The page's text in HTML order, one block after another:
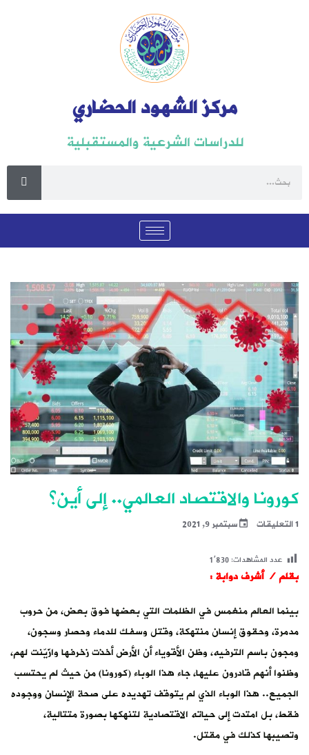
مركز الشهود الحضاري
للدراسات الشرعية والمستقبلية
كورونا والاقتصاد العالمي.. إلى أين؟
1 التعليقات سبتمبر 9, 2021
عدد المشاهدات:1٬830
بقلم / أشرف دوابة :
بينما العالم منغمس في الظلمات التي بعضها فوق بعض، من حروب
مدمرة، وحقوق إنسان منتهكة، وقتل وسفك للدماء وحصار وسجون،
ومجون باسم الترفيه، وظن الأقوياء أن الأرض أخذت زخرفها وازّيّنت لهم،
وظنوا أنهم قادرون عليها، جاء هذا الوباء (كورونا) من حيث لم يحتسب
الجميع.. هذا الوباء الذي لم يتوقف تهديده على صحة الإنسان ووجوده
فقط، بل امتدت إلى حياته الاقتصادية لتنهكها بصورة متتالية،
وتصيبها كذلك في مقتل.